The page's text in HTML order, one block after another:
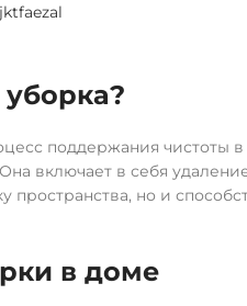
jktfaezal
уборка?
поддержания чистоты
включает в себя
пространства, но и
в доме